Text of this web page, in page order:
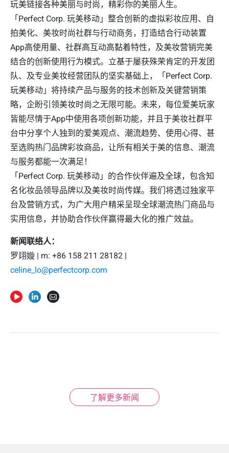
玩美链接各种美丽与时尚，精彩你的美丽人生。
「Perfect Corp. 玩美移动」整合创新的虚拟彩妆应用、自
拍美化、美妆时尚社群与行动商务，打造结合行动装置
App高使用量、社群高互动高黏着特性，及美妆营销完美
结合的创新使用行为模式。立基于屡获殊荣肯定的开发团
队、及专业美妆经营团队的坚实基础上，「Perfect Corp.
玩美移动」将持续产品与服务的技术创新及关键营销策
略，企盼引领美妆时尚之无限可能。未来，每位爱美玩家
皆能尽情于App中使用各项创新功能，并且于美妆社群平
台中分享个人独到的爱美观点、潮流趋势、使用心得、甚
至选购热门品牌彩妆商品，让所有相关于美的信息、潮流
与服务都能一次满足！
「Perfect Corp. 玩美移动」的合作伙伴遍及全球，包含知
名化妆品领导品牌以及美妆时尚传媒。我们将透过独家平
台及营销方式，为广大用户精采呈现全球潮流热门商品与
实用信息，并协助合作伙伴赢得最大化的推广效益。
新闻联络人：
罗翊嫙 | m: +86 158 211 28182 |
celine_lo@perfectcorp.com
了解更多新闻